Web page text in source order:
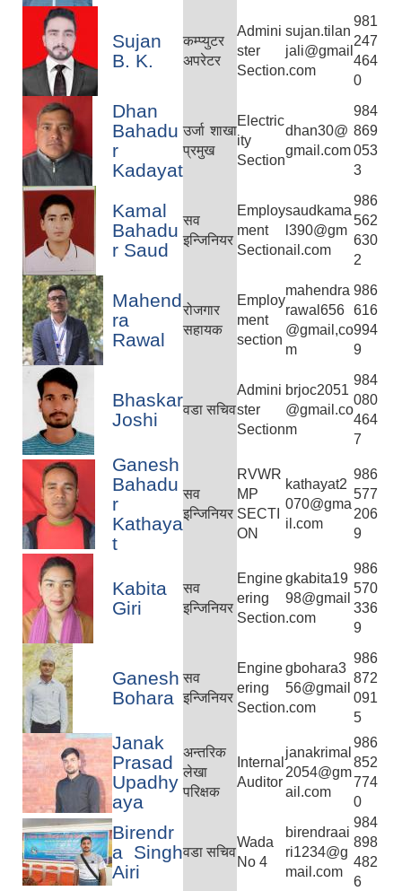
Sujan
B. K.
कम्प्युटर
अपरेटर
Admini
ster
Section
sujan.tilan
jali@gmail
.com
981
247
464
0
Dhan
Bahadu
r
Kadayat
उर्जा शाखा
प्रमुख
Electric
ity
Section
dhan30@
gmail.com
984
869
053
3
Kamal
Bahadu
r Saud
सव
इन्जिनियर
Employ
ment
Section
saudkama
l390@gm
ail.com
986
562
630
2
Mahend
ra
Rawal
रोजगार
सहायक
Employ
ment
section
mahendra
rawal656
@gmail,co
m
986
616
994
9
Bhaskar
Joshi
वडा सचिव
Admini
ster
Section
brjoc2051
@gmail.co
m
984
080
464
7
Ganesh
Bahadu
r
Kathaya
t
सव
इन्जिनियर
RVWR
MP
SECTI
ON
kathayat2
070@gma
il.com
986
577
206
9
Kabita
Giri
सव
इन्जिनियर
Engine
ering
Section
gkabita19
98@gmail
.com
986
570
336
9
Ganesh
Bohara
सव
इन्जिनियर
Engine
ering
Section
gbohara3
56@gmail
.com
986
872
091
5
Janak
Prasad
Upadhy
aya
अन्तरिक
लेखा
परिक्षक
Internal
Auditor
janakrimal
2054@gm
ail.com
986
852
774
0
Birendr
a Singh
Airi
वडा सचिव
Wada
No 4
birendraai
ri1234@g
mail.com
984
898
482
6